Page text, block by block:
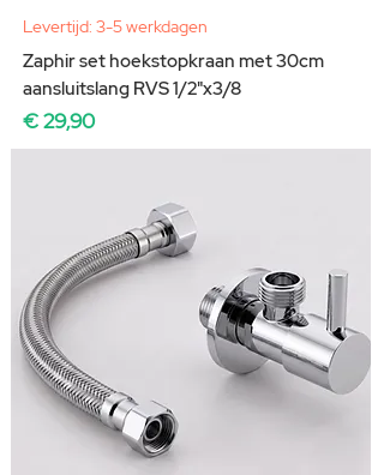
Levertijd: 3-5 werkdagen
Zaphir set hoekstopkraan met 30cm
aansluitslang RVS 1/2"x3/8
Prijs
€ 29,90